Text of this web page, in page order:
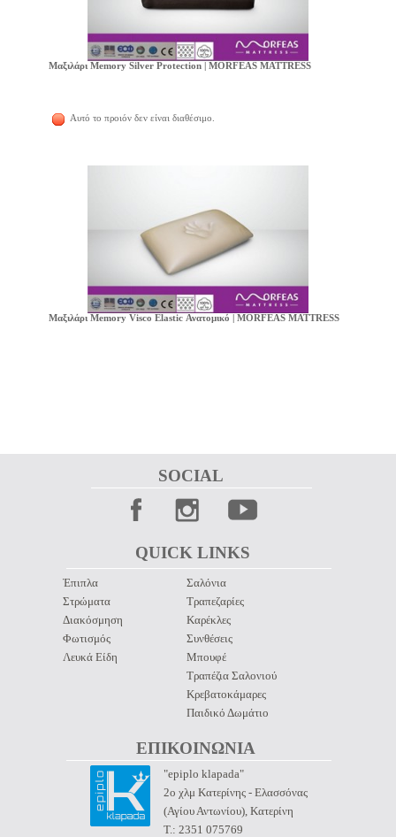
Μαξιλάρι Memory Silver Protection | MORFEAS MATTRESS
Αυτό το προιόν δεν είναι διαθέσιμο.
Μαξιλάρι Memory Visco Elastic Ανατομικό | MORFEAS MATTRESS
QUICK LINKS
ΕΠΙΚΟΙΝΩΝΙΑ
SOCIAL
Έπιπλα
Στρώματα
Διακόσμηση
Φωτισμός
Λευκά Είδη
Σαλόνια
Τραπεζαρίες
Καρέκλες
Συνθέσεις
Μπουφέ
Τραπέζια Σαλονιού
Κρεβατοκάμαρες
Παιδικό Δωμάτιο
"epiplo klapada"
2ο χλμ Κατερίνης - Ελασσόνας
(Αγίου Αντωνίου), Κατερίνη
Τ.: 2351 075769